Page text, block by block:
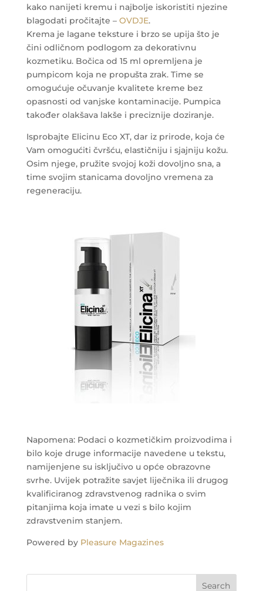
kako nanijeti kremu i najbolje iskoristiti njezine
blagodati pročitajte – OVDJE.
Krema je lagane teksture i brzo se upija što je
čini odličnom podlogom za dekorativnu
kozmetiku. Bočica od 15 ml opremljena je
pumpicom koja ne propušta zrak. Time se
omogućuje očuvanje kvalitete kreme bez
opasnosti od vanjske kontaminacije. Pumpica
također olakšava lakše i preciznije doziranje.
Isprobajte Elicinu Eco XT, dar iz prirode, koja će
Vam omogućiti čvršću, elastičniju i sjajniju kožu.
Osim njege, pružite svojoj koži dovoljno sna, a
time svojim stanicama dovoljno vremena za
regeneraciju.
Napomena: Podaci o kozmetičkim proizvodima i
bilo koje druge informacije navedene u tekstu,
namijenjene su isključivo u opće obrazovne
svrhe. Uvijek potražite savjet liječnika ili drugog
kvalificiranog zdravstvenog radnika o svim
pitanjima koja imate u vezi s bilo kojim
zdravstvenim stanjem.
Powered by Pleasure Magazines